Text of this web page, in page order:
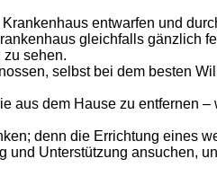
entwarfen und
gleichfalls gänzlich
sehen.
selbst bei dem besten
aus dem Hause zu entfernen
denn die Errichtung eines
Unterstützung ansuchen,